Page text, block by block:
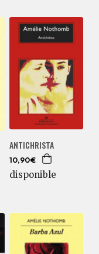
ANTICHRISTA
10,90€
disponible